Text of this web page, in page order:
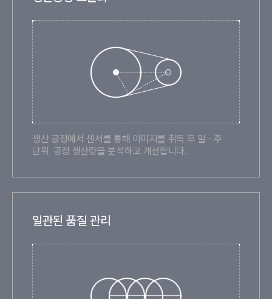
생산 공정에서 센서를 통해 이미지를 취득 후 일ㆍ주
단위 공정 생산량을 분석하고 개선합니다.
일관된 품질 관리